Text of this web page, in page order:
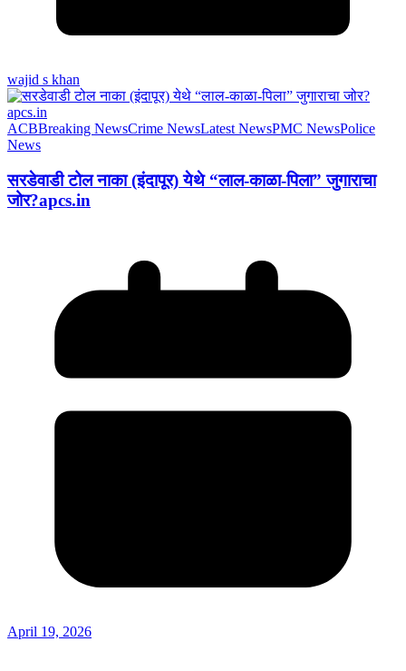
wajid s khan
ACBBreaking NewsCrime NewsLatest NewsPMC NewsPolice
News
सरडेवाडी टोल नाका (इंदापूर) येथे “लाल-काळा-पिला” जुगाराचा
जोर?apcs.in
April 19, 2026